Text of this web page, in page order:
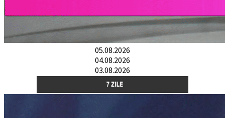
05.08.2026
04.08.2026
03.08.2026